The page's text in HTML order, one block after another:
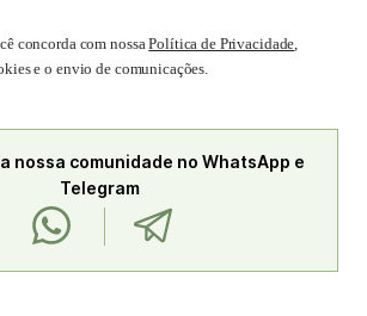
concorda com nossaPolítica de Privacidade,
e o envio de comunicações.
nossa comunidade no WhatsApp e
Telegram